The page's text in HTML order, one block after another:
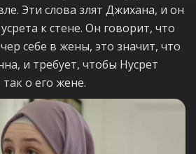
Эти слова злят Джихана, и он
к стене. Он говорит, что
себе в жены, это значит, что
и требует, чтобы Нусрет
о его жене.